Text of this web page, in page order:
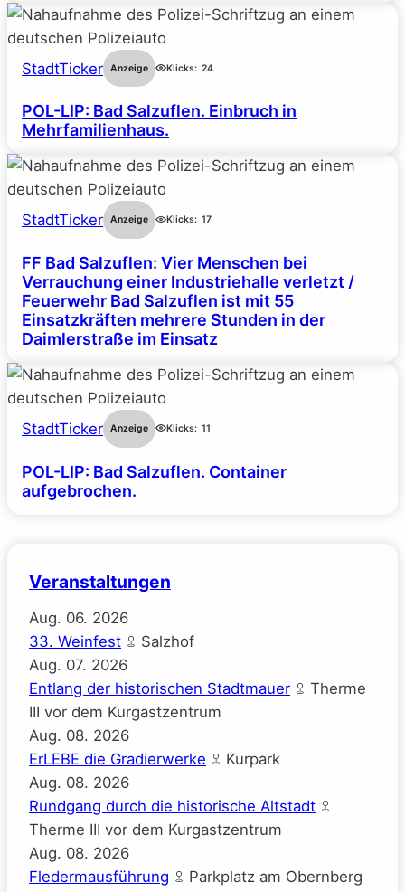
StadtTicker Anzeige Klicks: 24
POL-LIP: Bad Salzuflen. Einbruch in
Mehrfamilienhaus.
StadtTicker Anzeige Klicks: 17
FF Bad Salzuflen: Vier Menschen bei
Verrauchung einer Industriehalle verletzt /
Feuerwehr Bad Salzuflen ist mit 55
Einsatzkräften mehrere Stunden in der
Daimlerstraße im Einsatz
StadtTicker Anzeige Klicks: 11
POL-LIP: Bad Salzuflen. Container
aufgebrochen.
Veranstaltungen
Aug. 06. 2026
33. Weinfest
Salzhof
Aug. 07. 2026
Entlang der historischen Stadtmauer
Therme
III vor dem Kurgastzentrum
Aug. 08. 2026
ErLEBE die Gradierwerke
Kurpark
Aug. 08. 2026
Rundgang durch die historische Altstadt
Therme III vor dem Kurgastzentrum
Aug. 08. 2026
Fledermausführung
Parkplatz am Obernberg